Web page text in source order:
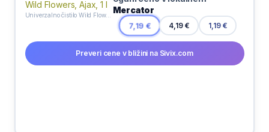
Univerzalno čistilo Wild Flowers, Ajax, 1 l
Mercator
7,19 € 4,19 € 1,19 €
Preveri cene v bližini na Sivix.com